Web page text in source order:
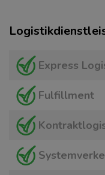
Express
Fulfillment